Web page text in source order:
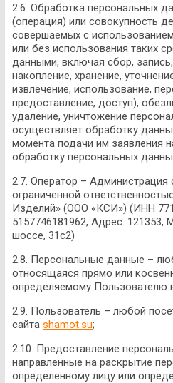
2.6. Обработка персональных
(операция) или совокупность
совершаемых с
или без использования таких
данными, включая сбор,
накопление, хранение,
извлечение, использование,
предоставление, доступ),
удаление, уничтожение
осуществляет обработку
момента подачи им заявления
обработку персональных
2.7. Оператор – Администрация
ограниченной
Изделий» (ООО «КСИ») (ИНН
5157746181962, Адрес: 121353,
шоссе, 31с2)
2.8. Персональные данные –
относящаяся прямо или
определяемому Пользователю
2.9. Пользователь – любой
сайта shamot.su;
2.10. Предоставление
направленные на раскрытие
определенному лицу или